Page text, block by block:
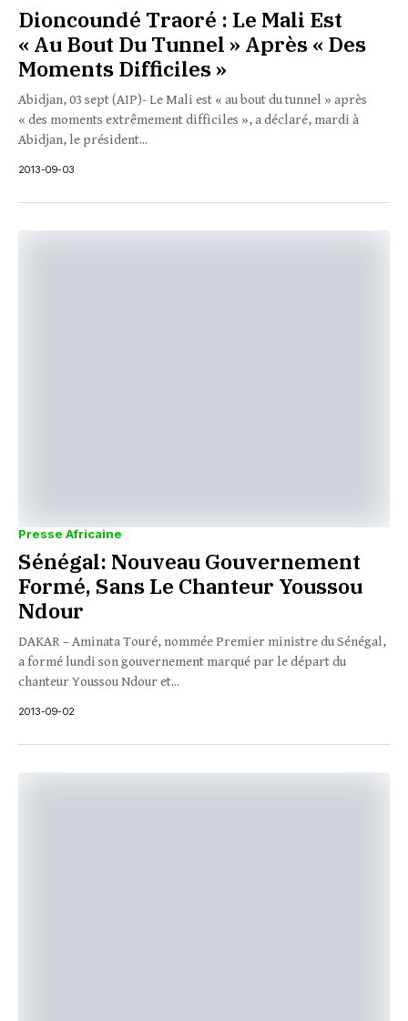
Dioncoundé Traoré : Le Mali Est
« Au Bout Du Tunnel » Après « Des
Moments Difficiles »
Abidjan, 03 sept (AIP)- Le Mali est « au bout du tunnel » après
« des moments extrêmement difficiles », a déclaré, mardi à
Abidjan, le président...
2013-09-03
Presse Africaine
Sénégal: Nouveau Gouvernement
Formé, Sans Le Chanteur Youssou
Ndour
DAKAR – Aminata Touré, nommée Premier ministre du Sénégal,
a formé lundi son gouvernement marqué par le départ du
chanteur Youssou Ndour et...
2013-09-02